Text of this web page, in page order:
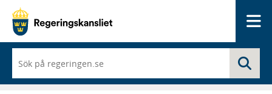
du
börjar
skriva